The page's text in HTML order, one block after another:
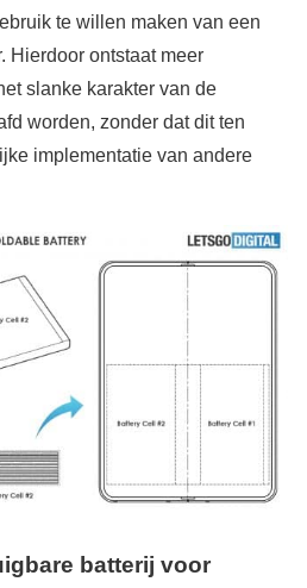
te willen maken van een
Hierdoor ontstaat meer
slanke karakter van de
worden, zonder dat dit ten
implementatie van andere
batterij voor